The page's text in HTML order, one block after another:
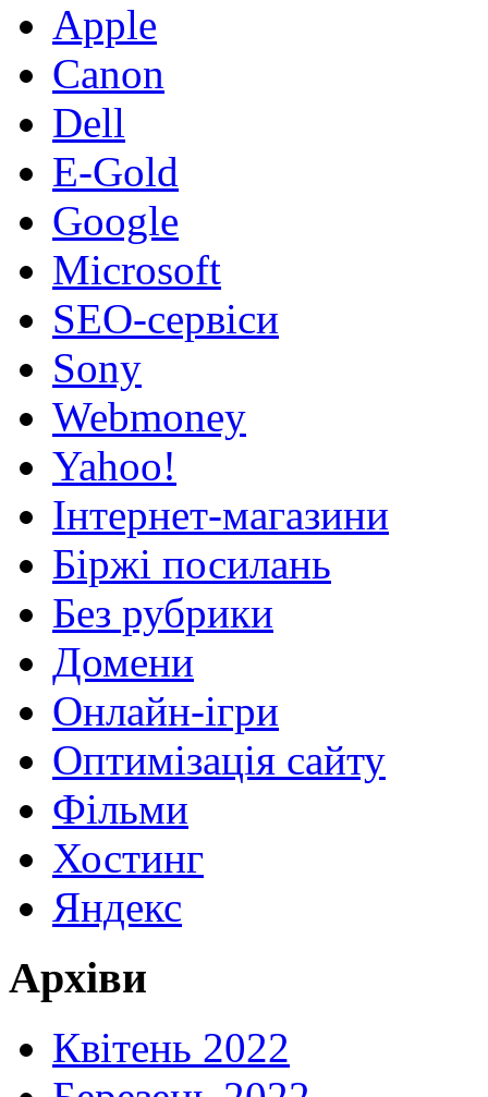
Apple
Canon
Dell
E-Gold
Google
Microsoft
SEO-сервіси
Sony
Webmoney
Yahoo!
Інтернет-магазини
Біржі посилань
Без рубрики
Домени
Онлайн-ігри
Оптимізація сайту
Фільми
Хостинг
Яндекс
Архіви
Квітень 2022